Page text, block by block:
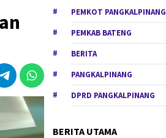
PEMKOT PANGKALPINANG
PEMKAB BATENG
BERITA
PANGKALPINANG
DPRD PANGKALPINANG
BERITA UTAMA